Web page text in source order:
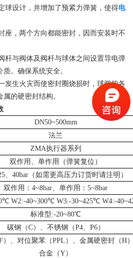
球设计，并增加了预紧力弹簧，使得电
座，两个方向都能密封，因而安装时不
杆与阀体及阀杆与球体之间设置导电弹
。确保系统安全。
发生火灾而使密封圈烧损时，球阀的各
的硬密封结构。
DN50~500mm
法兰
ZMA执行器系列
双作用、单作用（弹簧复位）
、40bar（如需更高压力订货时请注明）
双作用：4~8bar、单作用：5~8bar
W2:-40~300℃ W3:-30~425℃ W4:-
标准型:-20~80℃
碳钢（C）、不锈钢（P4、P6）
）、对位聚苯（PPL）、金属硬密封（H
合金（Y）